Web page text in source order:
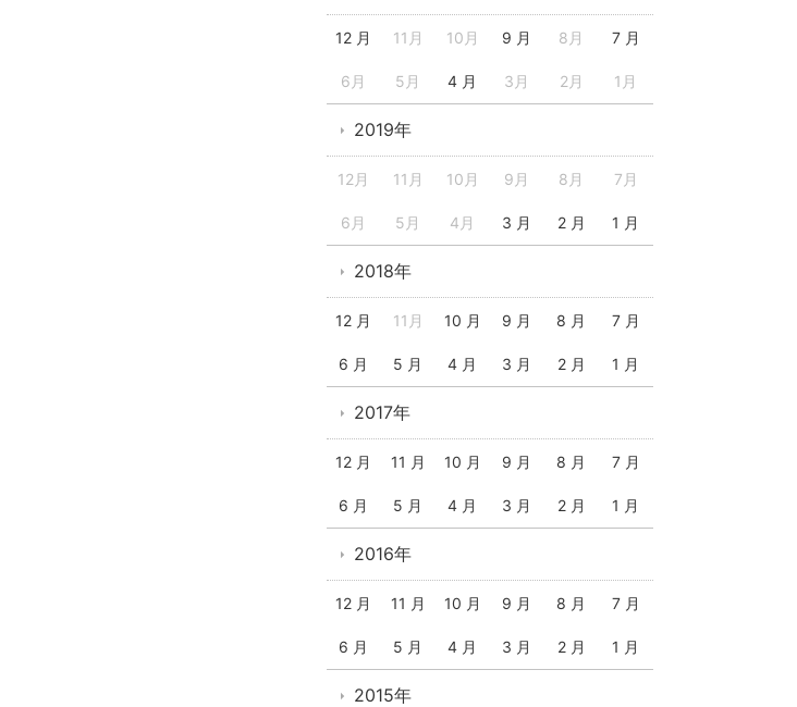
12 月 11月 10月 9 月 8月 7 月
6月 5月 4 月 3月 2月 1月
2019年
12月 11月 10月 9月 8月 7月
6月 5月 4月 3 月 2 月 1 月
2018年
12 月 11月 10 月 9 月 8 月 7 月
6 月 5 月 4 月 3 月 2 月 1 月
2017年
12 月 11 月 10 月 9 月 8 月 7 月
6 月 5 月 4 月 3 月 2 月 1 月
2016年
12 月 11 月 10 月 9 月 8 月 7 月
6 月 5 月 4 月 3 月 2 月 1 月
2015年